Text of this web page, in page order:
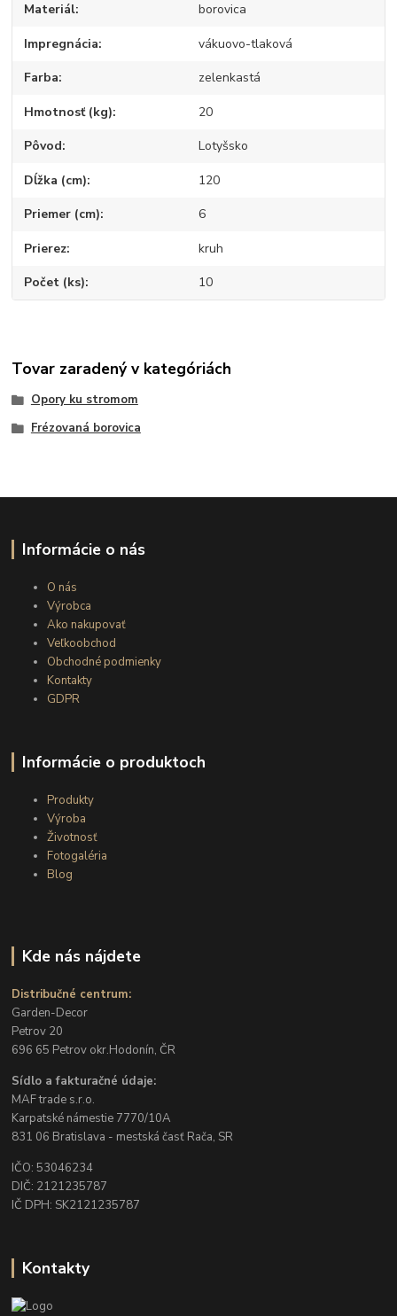
Materiál borovica
Impregnácia vákuovo-tlaková
Farba zelenkastá
Hmotnosť (kg) 20
Pôvod Lotyšsko
Dĺžka (cm) 120
Priemer (cm) 6
Prierez kruh
Počet (ks) 10
Tovar zaradený v kategóriách
Opory ku stromom
Frézovaná borovica
Informácie o nás
O nás
Výrobca
Ako nakupovať
Veľkoobchod
Obchodné podmienky
Kontakty
GDPR
Informácie o produktoch
Produkty
Výroba
Životnosť
Fotogaléria
Blog
Kde nás nájdete
Distribučné centrum:
Garden-Decor
Petrov 20
696 65 Petrov okr.Hodonín, ČR
Sídlo a fakturačné údaje:
MAF trade s.r.o.
Karpatské námestie 7770/10A
831 06 Bratislava - mestská časť Rača, SR
IČO: 53046234
DIČ: 2121235787
IČ DPH: SK2121235787
Kontakty